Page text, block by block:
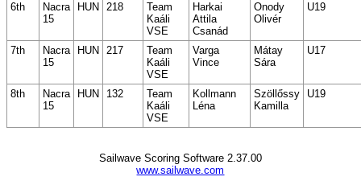
6th
Nacra
15
HUN 218
Team
Kaáli
VSE
Harkai
Attila
Csanád
Onody
Olivér
U19
7th
Nacra
15
HUN 217
Team
Kaáli
VSE
Varga
Vince
Mátay
Sára
U17
8th
Nacra
15
HUN 132
Team
Kaáli
VSE
Kollmann
Léna
Szöllőssy
Kamilla
U19
Sailwave Scoring Software 2.37.00
www.sailwave.com